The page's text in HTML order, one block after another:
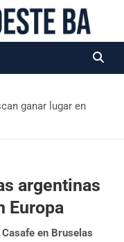
ganar lugar en
argentinas
Europa
en Bruselas